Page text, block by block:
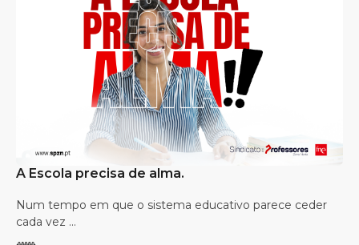
A Escola precisa de alma.
Num tempo em que o sistema educativo parece ceder
cada vez ...